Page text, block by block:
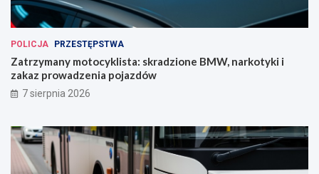
POLICJA PRZESTĘPSTWA
Zatrzymany motocyklista: skradzione BMW, narkotyki i
zakaz prowadzenia pojazdów
7 sierpnia 2026